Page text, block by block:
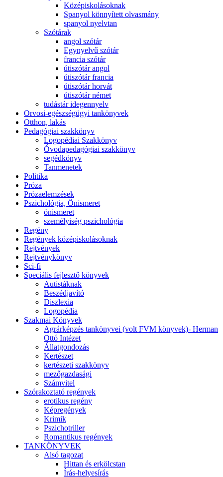
Középiskolásoknak
Spanyol könnyített olvasmány
spanyol nyelvtan
Szótárak
angol szótár
Egynyelvű szótár
francia szótár
útiszótár angol
útiszótár francia
útiszótár horvát
útiszótár német
tudástár idegennyelv
Orvosi-egészségügyi tankönyvek
Otthon, lakás
Pedagógiai szakkönyv
Logopédiai Szakkönyv
Óvodapedagógiai szakkönyv
segédkönyv
Tanmenetek
Politika
Próza
Prózaelemzések
Pszichológia, Önismeret
önismeret
személyiség pszichológia
Regény
Regények középiskolásoknak
Rejtvények
Rejtvénykönyv
Sci-fi
Speciális fejlesztő könyvek
Autistáknak
Beszédjavító
Diszlexia
Logopédia
Szakmai Könyvek
Agrárképzés tankönyvei (volt FVM könyvek)- Herman
Ottó Intézet
Állatgondozás
Kertészet
kertészeti szakkönyv
mezőgazdasági
Számvitel
Szórakoztató regények
erotikus regény
Képregények
Krimik
Pszichotriller
Romantikus regények
TANKÖNYVEK
Alsó tagozat
Hittan és erkölcstan
Írás-helyesírás